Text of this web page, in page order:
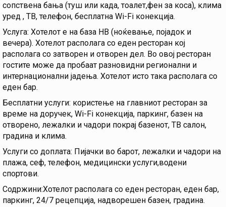
сопствена бања (туш или када, тоалет,фен за коса), клима
уред , ТВ, телефон, бесплатна Wi-Fi конекција.
Услуга: Хотелот е на база HB (ноќевање, појадок и
вечера). Хотелот располага со еден ресторан кој
располага со затворен и отворен дел. Во овој ресторан
гостите може да пробаат разновидни регионални и
интернационални јадења. Хотелот исто така располага со
еден бар.
Бесплатни услуги: користење на главниот ресторан за
време на доручек, Wi-Fi конекција, паркинг, базен на
отворено, лежалки и чадори покрај базенот, ТВ салон,
градина и клима.
Услуги со доплата: Пијачки во барот, лежалки и чадори на
плажа, сеф, телефон, медицински услуги,водени
спортови.
Содржини:Хотелот располага со еден ресторан, еден бар,
паркинг, 24/7 рецепција, надворешен базен, градина.